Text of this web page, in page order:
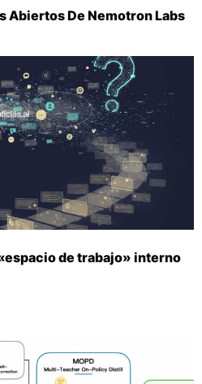
Abiertos De Nemotron Labs
de trabajo» interno